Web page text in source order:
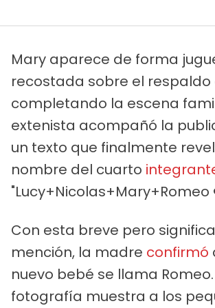
Mary aparece de forma
recostada sobre el respaldo
completando la escena
extenista acompañó la
un texto que finalmente
nombre del cuarto
Con esta breve pero
mención, la madre confirmó
nuevo bebé se llama Romeo.
fotografía muestra a los